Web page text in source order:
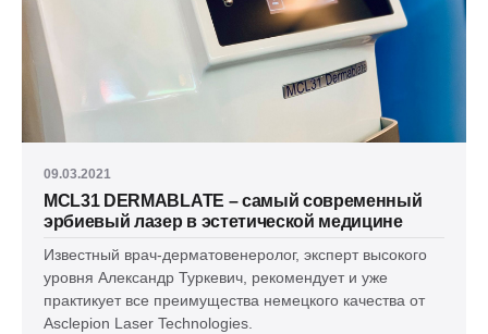
09.03.2021
MCL31 DERMABLATE – самый современный
эрбиевый лазер в эстетической медицине
Известный врач-дерматовенеролог, эксперт высокого
уровня Александр Туркевич, рекомендует и уже
практикует все преимущества немецкого качества от
Asclepion Laser Technologies.